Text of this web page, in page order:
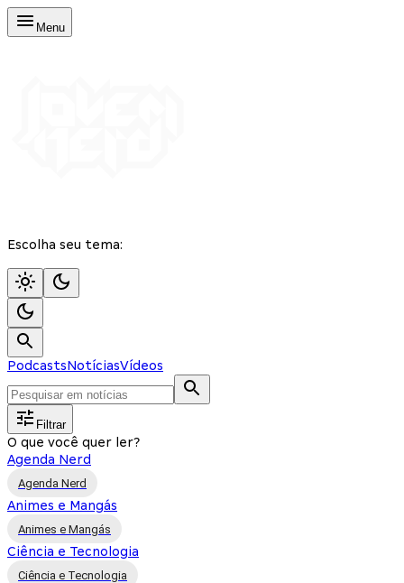
Menu
Escolha seu tema:
PodcastsNotíciasVídeos
Filtrar
O que você quer ler?
Agenda Nerd
Agenda Nerd
Animes e Mangás
Animes e Mangás
Ciência e Tecnologia
Ciência e Tecnologia